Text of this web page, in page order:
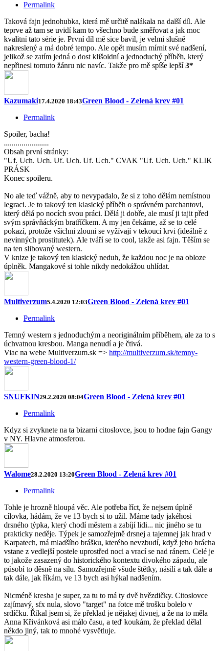
Permalink
Taková fajn jednohubka, která mě určitě nalákala na další díl. Ale
teprve až tam se uvidí kam to všechno bude směřovat a jak moc
kvalitní tato série je. První díl mě sice bavil, je velmi slušně
nakreslený a má dobré tempo. Ale opět musím mírnit své nadšení,
jelikož se zatím jedná o dost klišoidní a jednoduchý příběh, který
nepřinesl tomuto žánru nic navíc. Takže pro mě spíše lepší3*
Kazumaki17.4.2020 18:43Green Blood - Zelená krev #01
Permalink
Spoiler, bacha!
.......................
Obsah první stránky:
"Uf. Uch. Uch. Uf. Uch. Uf. Uch." CVAK "Uf. Uch. Uch." KLIK
PRÁSK
Konec spoileru.
No ale teď vážně, aby to nevypadalo, že si z toho dělám nemístnou
legraci. Je to takový ten klasický příběh o správném parchantovi,
který dělá po nocích svou práci. Dělá ji dobře, ale musí ji tajit před
svým správňáckým bratříčkem. A my jen čekáme, až se to celé
pokazí, protože všichni zlouni se vyžívají v tekoucí krvi (ideálně z
nevinných prostitutek). Ale tváří se to cool, takže asi fajn. Těším se
na ten slibovaný western.
V knize je takový ten klasický neduh, že každou noc je na obloze
úplněk. Mangakové si tohle nikdy nedokážou uhlídat.
Multiverzum5.4.2020 12:03Green Blood - Zelená krev #01
Permalink
Temný western s jednoduchým a neoriginálním příběhem, ale za to s
úchvatnou kresbou. Manga nenudí a je čtivá.
Viac na webe Multiverzum.sk => http://multiverzum.sk/temny-
western-green-blood-1/
SNUFKIN29.2.2020 08:04Green Blood - Zelená krev #01
Permalink
Kdyz si zvyknete na ta bizarni citoslovce, jsou to hodne fajn Gangy
v NY. Hlavne atmosferou.
Walome28.2.2020 13:20Green Blood - Zelená krev #01
Permalink
Tohle je hrozně hloupá věc. Ale potřeba říct, že nejsem úplně
cílovka, hádám, že ve 13 bych si to užil. Máme tady jakéhosi
drsného týpka, který chodí městem a zabíjí lidi... nic jiného se tu
prakticky neděje. Týpek je samozřejmě drsnej a tajemnej jak hrad v
Karpatech, má mladšího brášku, kterého nevzbudí, když jeho brácha
vstane z vedlejší postele uprostřed noci a vrací se nad ránem. Celé je
to jakože zasazený do historického kontextu divokého západu, ale
působí to děsně na sílu. Samozřejmě všude štětky, násilí a tak dále a
tak dále, jak říkám, ve 13 bych asi hýkal nadšením.
Nicméně kresba je super, za tu to má ty dvě hvězdičky. Citoslovce
zajímavý, sfx nula, slovo "target" na fotce mě trošku bolelo v
srdíčku. Říkal jsem si, že překlad je nějakej divnej, a že na to měla
Anna Křivánková asi málo času, a teď koukám, že překlad dělal
někdo jiný, tak to mnohé vysvětluje.